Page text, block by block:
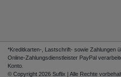
*Kreditkarten-, Lastschrift- sowie Zahlungen
Online-Zahlungsdienstleister PayPal
Konto.
© Copyright 2026 Suflix | Alle Rechte